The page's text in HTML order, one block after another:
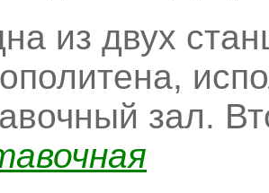
из двух
зал.